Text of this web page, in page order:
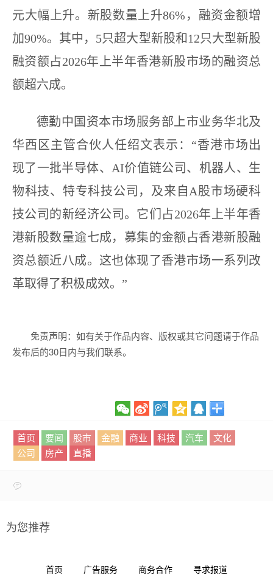
元大幅上升。新股数量上升86%，融资金额增
加90%。其中，5只超大型新股和12只大型新股
融资额占2026年上半年香港新股市场的融资总
额超六成。
德勤中国资本市场服务部上市业务华北及
华西区主管合伙人任绍文表示：“香港市场出
现了一批半导体、AI价值链公司、机器人、生
物科技、特专科技公司，及来自A股市场硬科
技公司的新经济公司。它们占2026年上半年香
港新股数量逾七成，募集的金额占香港新股融
资总额近八成。这也体现了香港市场一系列改
革取得了积极成效。”
免责声明：如有关于作品内容、版权或其它问题请于作品
发布后的30日内与我们联系。
首页 要闻 股市 金融 商业 科技 汽车
文化
公司
房产 直播
为您推荐
首页 广告服务 商务合作 寻求报道